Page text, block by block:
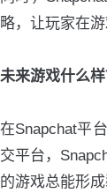
略，让玩家在
未来游戏什么
在Snapchat平
交平台，
的游戏总能形成